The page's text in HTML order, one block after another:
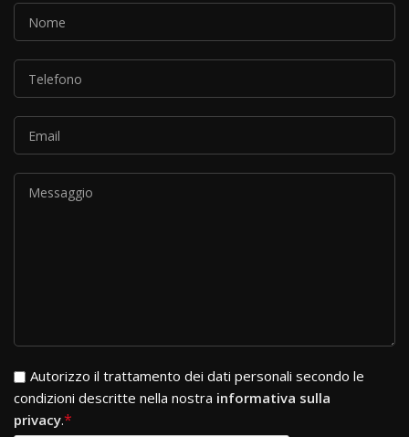
Si prega di lasciare vuoto questo campo.
Autorizzo il trattamento dei dati personali secondo le
condizioni descritte nella nostra informativa sulla
privacy.*